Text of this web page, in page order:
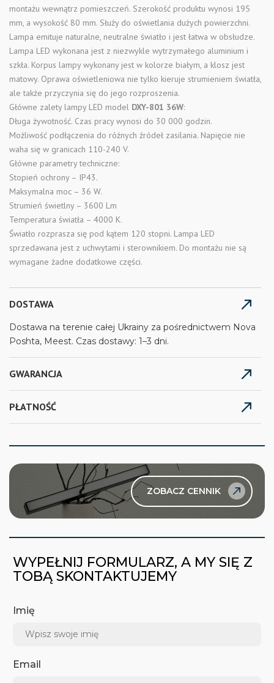
montażu wewnątrz pomieszczeń. Szerokość produktu wynosi 195
mm, a wysokość 80 mm. Służy do oświetlania dużych powierzchni.
Lampa emituje naturalne, neutralne światło i jest łatwa w obsłudze.
Lampa LED wykonana jest z niezwykle wytrzymałego aluminium i
szkła. Korpus lampy wykonany jest w kolorze białym, a klosz jest
matowy. Oprawa oświetleniowa nie tylko kieruje strumieniem światła,
ale także przyczynia się do jego rozproszenia.
Główne zalety lampy LED model DXY-801 36W:
Długa żywotność. Czas pracy wynosi do 30 000 godzin.
Możliwość podłączenia do różnych źródeł zasilania. Napięcie nie
waha się w granicach 110-240 V.
Główne parametry techniczne:
Stopień ochrony – IP43.
Maksymalna moc – 36 W.
Strumień świetlny – 3600 Lm
Temperatura światła – 4000 K.
Światło rozprasza się pod kątem 120 stopni. Lampa LED
sprzedawana jest z uchwytami i sterownikiem. Do montażu nie są
wymagane żadne dodatkowe części.
DOSTAWA
Dostawa na terenie całej Ukrainy za pośrednictwem Nova
Poshta, Meest. Czas dostawy: 1–3 dni.
GWARANCJA
PŁATNOŚĆ
ZOBACZ CENNIK
WYPEŁNIJ FORMULARZ, A MY SIĘ Z
TOBĄ SKONTAKTUJEMY
Imię
Email